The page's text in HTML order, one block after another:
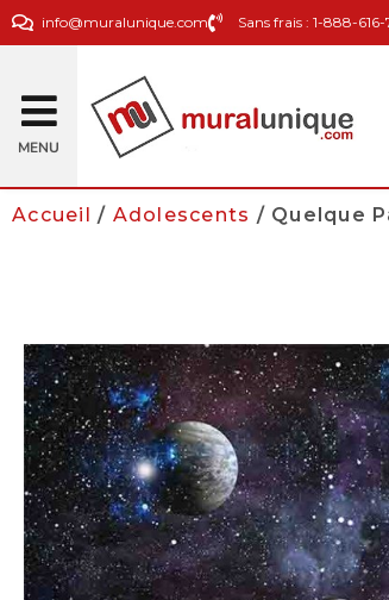
info@muralunique.com Sans frais : 1-888-616-
MENU
Accueil / Adolescents / Quelque